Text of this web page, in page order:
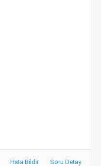
Hata Bildir Soru Detay